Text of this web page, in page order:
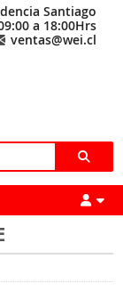
Santiago
a 18:00Hrs
ventas@wei.cl